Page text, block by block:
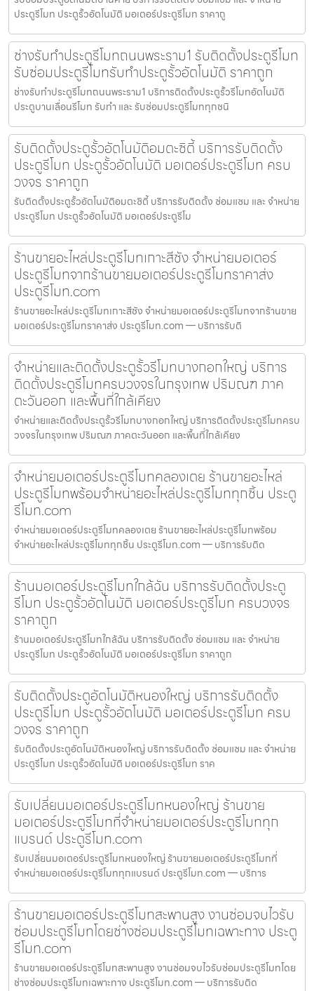
ประตูรีโมท ประตูรั้วอัตโนมัติ มอเตอร์ประตูรีโมท ราคาถู
ช่างรับทำประตูรีโมทถนนพระราม1 รับติดตั้งประตูรีโมท
รับซ่อมประตูรีโมทรับทำประตูรั้วอัตโนมัติ ราคาถูก
ช่างรับทำประตูรีโมทถนนพระราม1 บริการติดตั้งประตูรั้วรีโมทอัตโนมัติ
ประตูบานเลื่อนรีโมท รับทำ และ รับซ่อมประตูรีโมททุกชนิ
รับติดตั้งประตูรั้วอัตโนมัติอมตะซิตี้ บริการรับติดตั้ง
ประตูรีโมท ประตูรั้วอัตโนมัติ มอเตอร์ประตูรีโมท ครบ
วงจร ราคาถูก
รับติดตั้งประตูรั้วอัตโนมัติอมตะซิตี้ บริการรับติดตั้ง ซ่อมแซม และ จำหน่าย
ประตูรีโมท ประตูรั้วอัตโนมัติ มอเตอร์ประตูรีโม
ร้านขายอะไหล่ประตูรีโมทเกาะสีชัง จำหน่ายมอเตอร์
ประตูรีโมทจากร้านขายมอเตอร์ประตูรีโมทราคาส่ง
ประตูรีโมท.com
ร้านขายอะไหล่ประตูรีโมทเกาะสีชัง จำหน่ายมอเตอร์ประตูรีโมทจากร้านขาย
มอเตอร์ประตูรีโมทราคาส่ง ประตูรีโมท.com — บริการรับติ
จำหน่ายและติดตั้งประตูรั้วรีโมทบางกอกใหญ่ บริการ
ติดตั้งประตูรีโมทครบวงจรในกรุงเทพ ปริมณฑ ภาค
ตะวันออก และพื้นที่ใกล้เคียง
จำหน่ายและติดตั้งประตูรั้วรีโมทบางกอกใหญ่ บริการติดตั้งประตูรีโมทครบ
วงจรในกรุงเทพ ปริมณฑ ภาคตะวันออก และพื้นที่ใกล้เคียง
จำหน่ายมอเตอร์ประตูรีโมทคลองเตย ร้านขายอะไหล่
ประตูรีโมทพร้อมจำหน่ายอะไหล่ประตูรีโมททุกชิ้น ประตู
รีโมท.com
จำหน่ายมอเตอร์ประตูรีโมทคลองเตย ร้านขายอะไหล่ประตูรีโมทพร้อม
จำหน่ายอะไหล่ประตูรีโมททุกชิ้น ประตูรีโมท.com — บริการรับติด
ร้านมอเตอร์ประตูรีโมทใกล้ฉัน บริการรับติดตั้งประตู
รีโมท ประตูรั้วอัตโนมัติ มอเตอร์ประตูรีโมท ครบวงจร
ราคาถูก
ร้านมอเตอร์ประตูรีโมทใกล้ฉัน บริการรับติดตั้ง ซ่อมแซม และ จำหน่าย
ประตูรีโมท ประตูรั้วอัตโนมัติ มอเตอร์ประตูรีโมท ราคาถูก
รับติดตั้งประตูอัตโนมัติหนองใหญ่ บริการรับติดตั้ง
ประตูรีโมท ประตูรั้วอัตโนมัติ มอเตอร์ประตูรีโมท ครบ
วงจร ราคาถูก
รับติดตั้งประตูอัตโนมัติหนองใหญ่ บริการรับติดตั้ง ซ่อมแซม และ จำหน่าย
ประตูรีโมท ประตูรั้วอัตโนมัติ มอเตอร์ประตูรีโมท ราค
รับเปลี่ยนมอเตอร์ประตูรีโมทหนองใหญ่ ร้านขาย
มอเตอร์ประตูรีโมทที่จำหน่ายมอเตอร์ประตูรีโมททุก
แบรนด์ ประตูรีโมท.com
รับเปลี่ยนมอเตอร์ประตูรีโมทหนองใหญ่ ร้านขายมอเตอร์ประตูรีโมทที่
จำหน่ายมอเตอร์ประตูรีโมททุกแบรนด์ ประตูรีโมท.com — บริการ
ร้านขายมอเตอร์ประตูรีโมทสะพานสูง งานซ่อมจบไวรับ
ซ่อมประตูรีโมทโดยช่างซ่อมประตูรีโมทเฉพาะทาง ประตู
รีโมท.com
ร้านขายมอเตอร์ประตูรีโมทสะพานสูง งานซ่อมจบไวรับซ่อมประตูรีโมทโดย
ช่างซ่อมประตูรีโมทเฉพาะทาง ประตูรีโมท.com — บริการรับติด